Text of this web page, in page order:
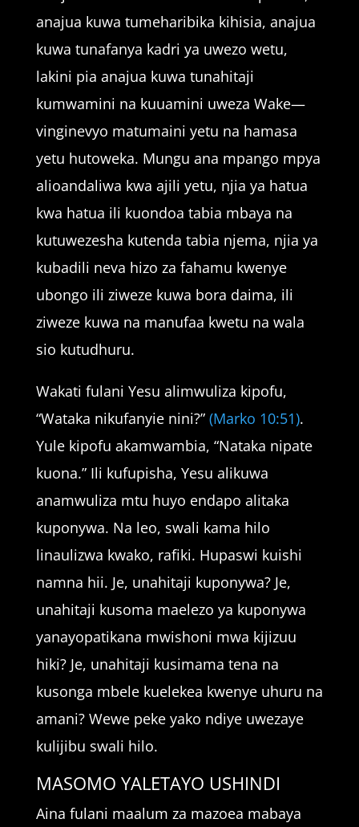
anajua kuwa tumeharibika kihisia, anajua
kuwa tunafanya kadri ya uwezo wetu,
lakini pia anajua kuwa tunahitaji
kumwamini na kuuamini uweza Wake—
vinginevyo matumaini yetu na hamasa
yetu hutoweka. Mungu ana mpango mpya
alioandaliwa kwa ajili yetu, njia ya hatua
kwa hatua ili kuondoa tabia mbaya na
kutuwezesha kutenda tabia njema, njia ya
kubadili neva hizo za fahamu kwenye
ubongo ili ziweze kuwa bora daima, ili
ziweze kuwa na manufaa kwetu na wala
sio kutudhuru.
Wakati fulani Yesu alimwuliza kipofu,
“Wataka nikufanyie nini?” (Marko 10:51).
Yule kipofu akamwambia, “Nataka nipate
kuona.” Ili kufupisha, Yesu alikuwa
anamwuliza mtu huyo endapo alitaka
kuponywa. Na leo, swali kama hilo
linaulizwa kwako, rafiki. Hupaswi kuishi
namna hii. Je, unahitaji kuponywa? Je,
unahitaji kusoma maelezo ya kuponywa
yanayopatikana mwishoni mwa kijizuu
hiki? Je, unahitaji kusimama tena na
kusonga mbele kuelekea kwenye uhuru na
amani? Wewe peke yako ndiye uwezaye
kulijibu swali hilo.
MASOMO YALETAYO USHINDI
Aina fulani maalum za mazoea mabaya